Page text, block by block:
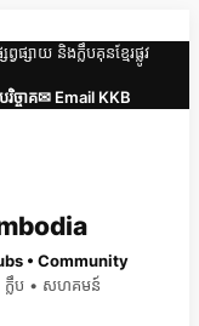
ាយ និងក្លឹបគុនខ្មែរផ្លូវ
ច្ចាគ✉ Email KKB
• Community
ក្លឹប • សហគមន៍